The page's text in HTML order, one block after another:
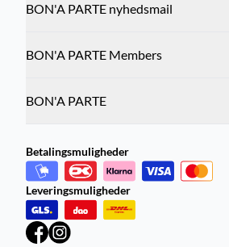
BON'A PARTE nyhedsmail
BON'A PARTE Members
BON'A PARTE
Betalingsmuligheder
Leveringsmuligheder